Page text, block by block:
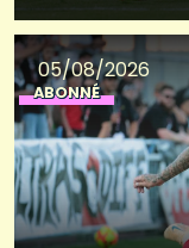
05/08/2026
ABONNÉ